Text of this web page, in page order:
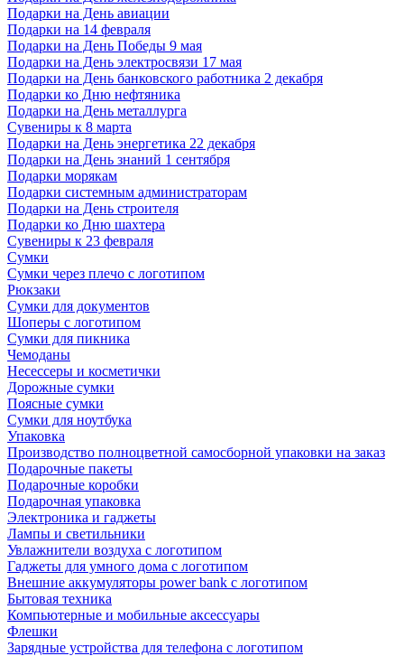
Подарки на День авиации
Подарки на 14 февраля
Подарки на День Победы 9 мая
Подарки на День электросвязи 17 мая
Подарки на День банковского работника 2 декабря
Подарки ко Дню нефтяника
Подарки на День металлурга
Сувениры к 8 марта
Подарки на День энергетика 22 декабря
Подарки на День знаний 1 сентября
Подарки морякам
Подарки системным администраторам
Подарки на День строителя
Подарки ко Дню шахтера
Сувениры к 23 февраля
Сумки
Сумки через плечо с логотипом
Рюкзаки
Сумки для документов
Шоперы с логотипом
Сумки для пикника
Чемоданы
Несессеры и косметички
Дорожные сумки
Поясные сумки
Сумки для ноутбука
Упаковка
Производство полноцветной самосборной упаковки на заказ
Подарочные пакеты
Подарочные коробки
Подарочная упаковка
Электроника и гаджеты
Лампы и светильники
Увлажнители воздуха с логотипом
Гаджеты для умного дома с логотипом
Внешние аккумуляторы power bank с логотипом
Бытовая техника
Компьютерные и мобильные аксессуары
Флешки
Зарядные устройства для телефона с логотипом